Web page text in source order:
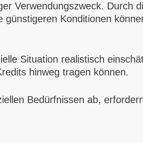
Verwendungszweck. Durch
Konditionen
Situation realistisch
hinweg tragen können.
Bedürfnissen ab,